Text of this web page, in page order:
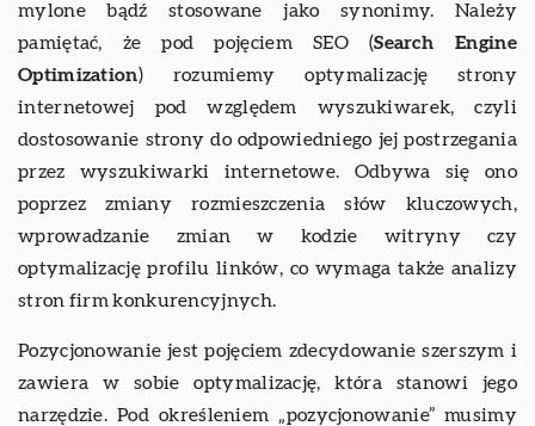
mylone bądź stosowane jako synonimy. Należy
pamiętać, że pod pojęciem SEO (Search Engine
Optimization) rozumiemy optymalizację strony
internetowej pod względem wyszukiwarek, czyli
dostosowanie strony do odpowiedniego jej postrzegania
przez wyszukiwarki internetowe. Odbywa się ono
poprzez zmiany rozmieszczenia słów kluczowych,
wprowadzanie zmian w kodzie witryny czy
optymalizację profilu linków, co wymaga także analizy
stron firm konkurencyjnych.
Pozycjonowanie jest pojęciem zdecydowanie szerszym i
zawiera w sobie optymalizację, która stanowi jego
narzędzie. Pod określeniem „pozycjonowanie” musimy